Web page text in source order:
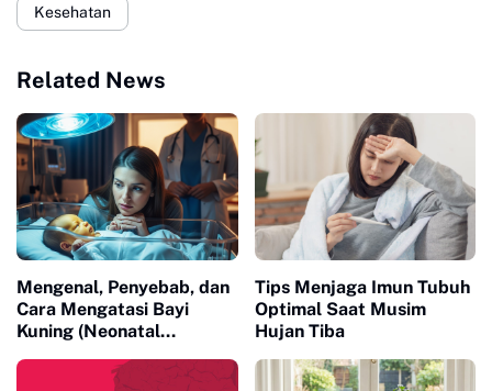
Kesehatan
Related News
Mengenal, Penyebab, dan
Cara Mengatasi Bayi
Kuning (Neonatal
Tips Menjaga Imun Tubuh
Optimal Saat Musim
Hujan Tiba